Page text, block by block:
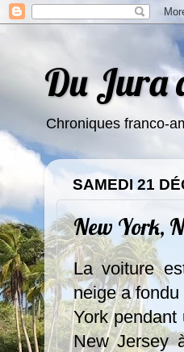
Du Jura
Chroniques franco-
SAMEDI 21
New York,
La voiture
neige a
York
New Jersey